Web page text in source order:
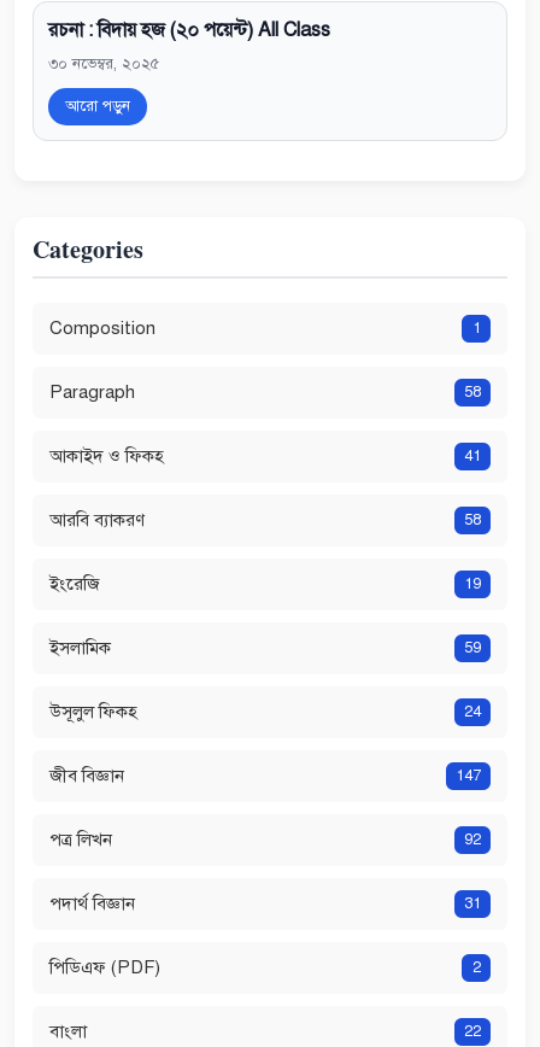
রচনা : বিদায় হজ (২০ পয়েন্ট) All Class
৩০ নভেম্বর, ২০২৫
আরো পড়ুন
Categories
Composition 1
Paragraph 58
আকাইদ ও ফিকহ 41
আরবি ব্যাকরণ 58
ইংরেজি 19
ইসলামিক 59
উসূলুল ফিকহ 24
জীব বিজ্ঞান 147
পত্র লিখন 92
পদার্থ বিজ্ঞান 31
পিডিএফ (PDF) 2
বাংলা 22